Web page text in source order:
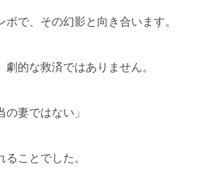
で、その幻影と向き合います。
劇的な救済ではありません。
の妻ではない」
ことでした。